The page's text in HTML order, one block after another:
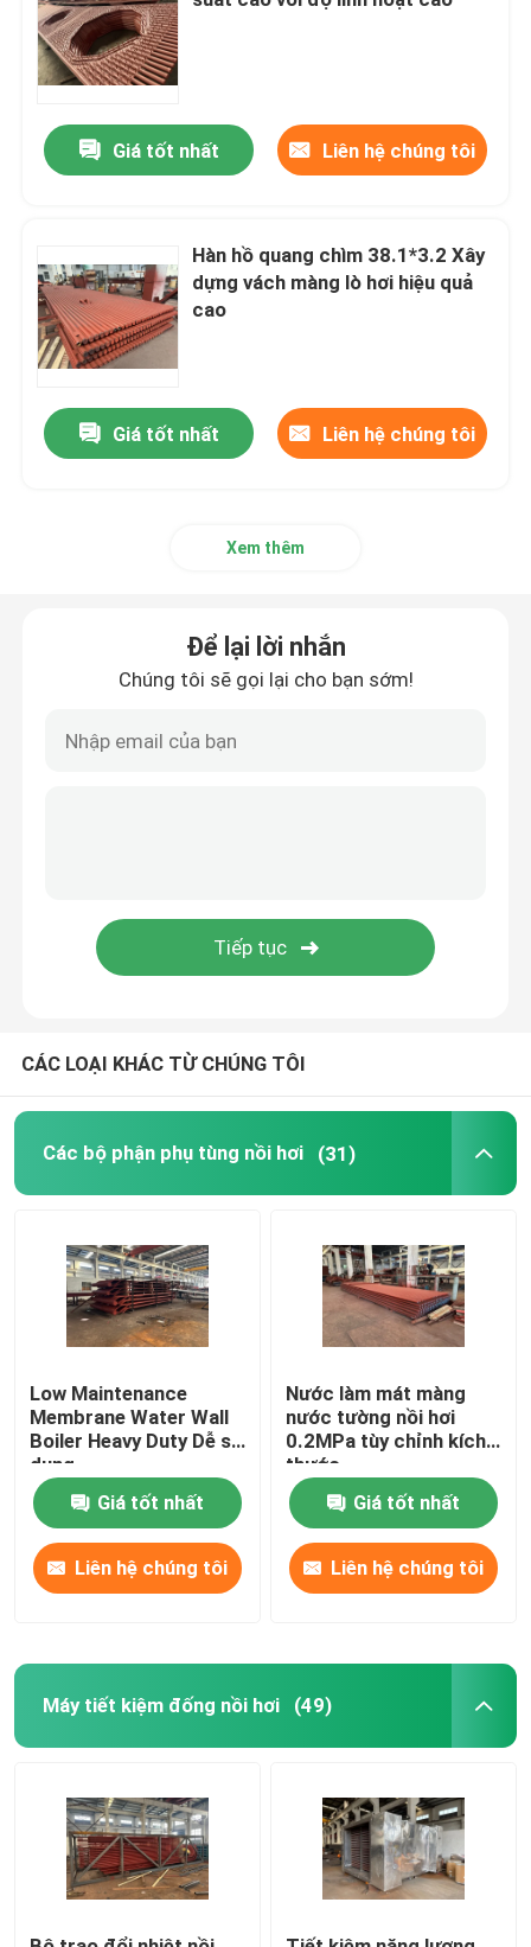
Ống vây xoắn ốc
đùn ống vây
Tiêu đề hơi nồi hơi
Bộ hâm nóng và hâm nóng
Bộ sấy sơ bộ không khí nồi hơi
ống không gỉ liền mạch
Máy tách lốc xoáy công nghiệp
Giá tốt nhất Liên hệ chúng tôi
Hàn hồ quang chìm 38.1*3.2 Xây
dựng vách màng lò hơi hiệu quả
cao
Giá tốt nhất Liên hệ chúng tôi
Xem thêm
Để lại lời nhắn
Chúng tôi sẽ gọi lại cho bạn sớm!
CÁC LOẠI KHÁC TỪ CHÚNG TÔI
Các bộ phận phụ tùng nồi hơi (31)
Low Maintenance
Membrane Water Wall
Boiler Heavy Duty Dễ sử
dụng
Giá tốt nhất
Liên hệ chúng tôi
Nước làm mát màng
nước tường nồi hơi
0.2MPa tùy chỉnh kích
thước
Giá tốt nhất
Liên hệ chúng tôi
Máy tiết kiệm đống nồi hơi (49)